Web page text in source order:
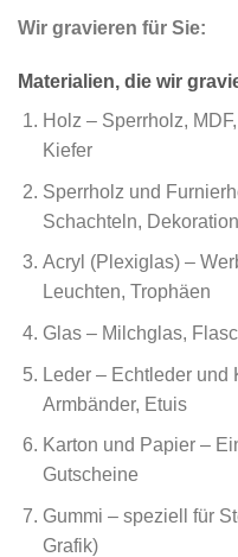
Wir gravieren für Sie:
Materialien, die wir
Holz – Sperrholz,
Kiefer
Sperrholz und
Schachteln,
Acryl (Plexiglas) –
Leuchten, Trophäen
Glas – Milchglas,
Leder – Echtleder und
Armbänder, Etuis
Karton und Papier –
Gutscheine
Gummi – speziell für
Grafik)